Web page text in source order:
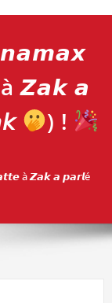
𝙕𝙖𝙠 𝙖
) !
à 𝙕𝙖𝙠 𝙖 𝙥𝙖𝙧𝙡é